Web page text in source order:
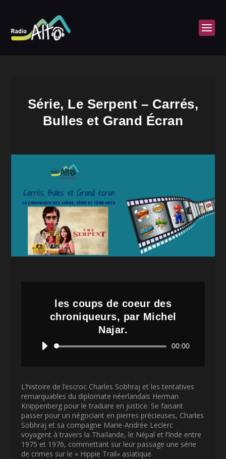
Série, Le Serpent – Carrés,
Bulles et Grand Écran
les coups de coeur des
chroniqueurs, par Michel
Najar.
Lecteur
00:00
L’histoire de l’escroc Charles Sobhraj et les tentatives
remarquables du diplomate néerlandais Herman
Knippenberg pour le traduire en justice. Se faisant
passer pour un négociant en pierres précieuses, Charles
Sobhraj et sa compagne Marie-Andrée Leclerc
voyagent à travers la Thaïlande, le Népal et l’Inde entre
1975 et 1976, commettant sur leur passage une série
de crimes sur le « Hippie Trail» asiatique.